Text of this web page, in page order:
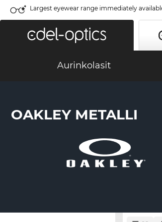
Largest eyewear range immediately
Aurinkolasit
OAKLEY METALLI